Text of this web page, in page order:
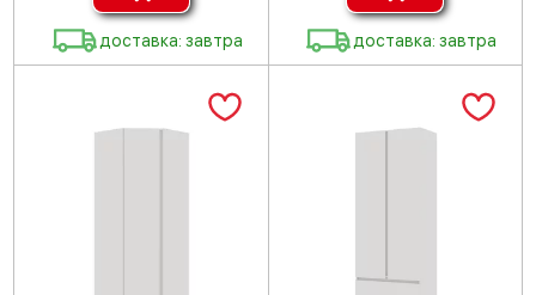
доставка: завтра доставка: завтра